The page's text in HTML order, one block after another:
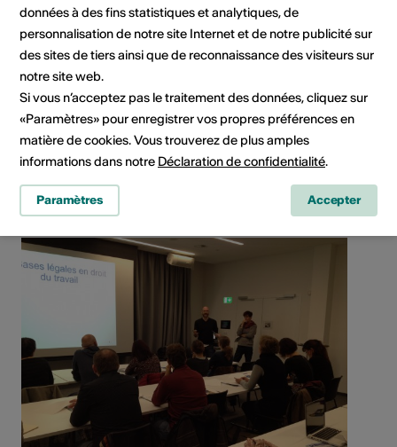
Rue de Lausanne 45, 1950 Sion
Planifier un itinéraire
Transports publics
données à des fins statistiques et analytiques, de
personnalisation de notre site Internet et de notre publicité sur
des sites de tiers ainsi que de reconnaissance des visiteurs sur
notre site web.
Si vous n’acceptez pas le traitement des données, cliquez sur
«Paramètres» pour enregistrer vos propres préférences en
matière de cookies. Vous trouverez de plus amples
informations dans notre Déclaration de confidentialité.
Paramètres Accepter